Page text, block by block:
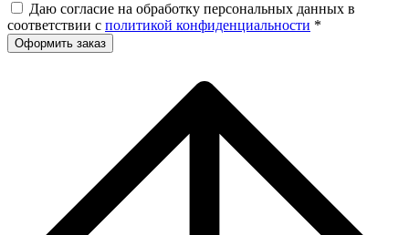
Даю согласие на обработку персональных данных в
соответствии с политикой конфиденциальности *